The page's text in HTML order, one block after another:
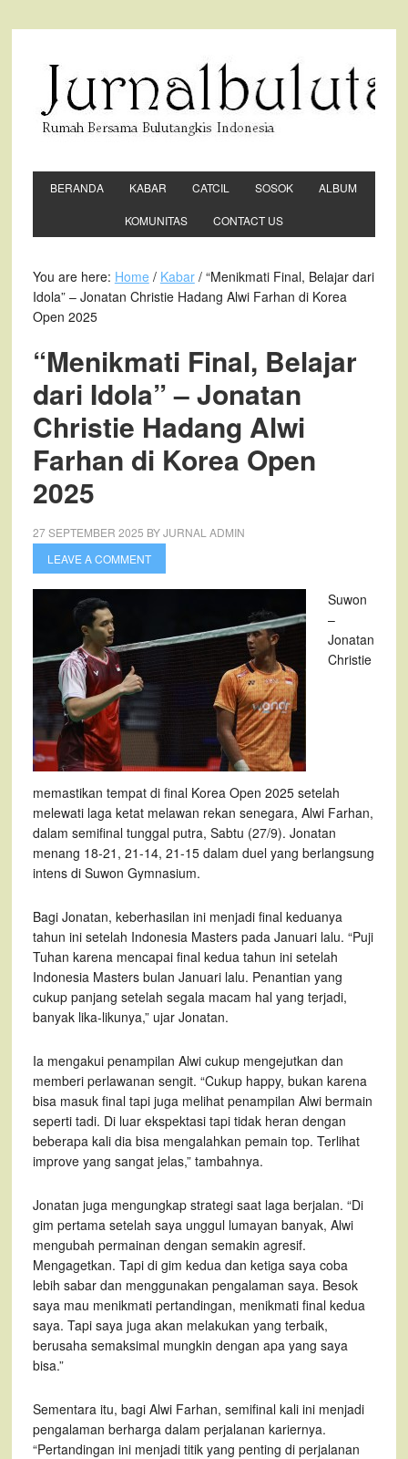
BERANDA KABAR CATCIL SOSOK ALBUM
KOMUNITAS CONTACT US
You are here: Home / Kabar/ “Menikmati Final, Belajar dari
Idola” – Jonatan Christie Hadang Alwi Farhan di Korea
Open 2025
“Menikmati Final, Belajar
dari Idola” – Jonatan
Christie Hadang Alwi
Farhan di Korea Open
2025
27 SEPTEMBER 2025 BYJURNAL ADMIN
LEAVE A COMMENT
Suwon
–
Jonatan
Christie
memastikan tempat di final Korea Open 2025 setelah
melewati laga ketat melawan rekan senegara, Alwi Farhan,
dalam semifinal tunggal putra, Sabtu (27/9). Jonatan
menang 18-21, 21-14, 21-15 dalam duel yang berlangsung
intens di Suwon Gymnasium.
Bagi Jonatan, keberhasilan ini menjadi final keduanya
tahun ini setelah Indonesia Masters pada Januari lalu. “Puji
Tuhan karena mencapai final kedua tahun ini setelah
Indonesia Masters bulan Januari lalu. Penantian yang
cukup panjang setelah segala macam hal yang terjadi,
banyak lika-likunya,” ujar Jonatan.
Ia mengakui penampilan Alwi cukup mengejutkan dan
memberi perlawanan sengit. “Cukup happy, bukan karena
bisa masuk final tapi juga melihat penampilan Alwi bermain
seperti tadi. Di luar ekspektasi tapi tidak heran dengan
beberapa kali dia bisa mengalahkan pemain top. Terlihat
improve yang sangat jelas,” tambahnya.
Jonatan juga mengungkap strategi saat laga berjalan. “Di
gim pertama setelah saya unggul lumayan banyak, Alwi
mengubah permainan dengan semakin agresif.
Mengagetkan. Tapi di gim kedua dan ketiga saya coba
lebih sabar dan menggunakan pengalaman saya. Besok
saya mau menikmati pertandingan, menikmati final kedua
saya. Tapi saya juga akan melakukan yang terbaik,
berusaha semaksimal mungkin dengan apa yang saya
bisa.”
Sementara itu, bagi Alwi Farhan, semifinal kali ini menjadi
pengalaman berharga dalam perjalanan kariernya.
“Pertandingan ini menjadi titik yang penting di perjalanan